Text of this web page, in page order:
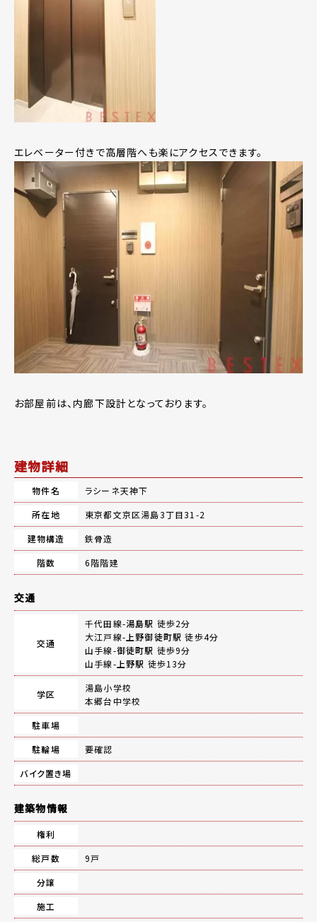
エレベーター付きで高層階へも楽にアクセスできます。
お部屋前は、内廊下設計となっております。
建物詳細
物件名
ラシーネ天神下
所在地
東京都文京区湯島3丁目31-2
建物構造
鉄骨造
階数
6階階建
交通
交通
千代田線-湯島駅 徒歩2分
大江戸線- 上野御徒町駅 徒歩4分
山手線-御徒町駅 徒歩9分
山手線- 上野駅 徒歩13分
学区
湯島小学校
本郷台中学校
駐車場
駐輪場
要確認
バイク置き場
建築物情報
権利
総戸数
9戸
分譲
施工